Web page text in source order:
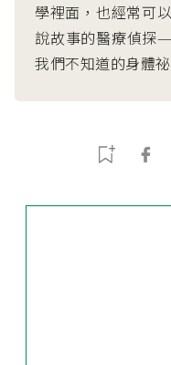
學裡面，也經常可
說故事的醫療偵探
我們不知道的身體